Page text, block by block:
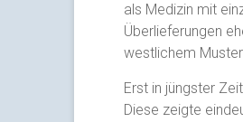
als Medizin mit
Überlieferungen
westlichem
Erst in jüngster
Diese zeigte